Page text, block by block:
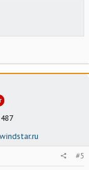
487
#5